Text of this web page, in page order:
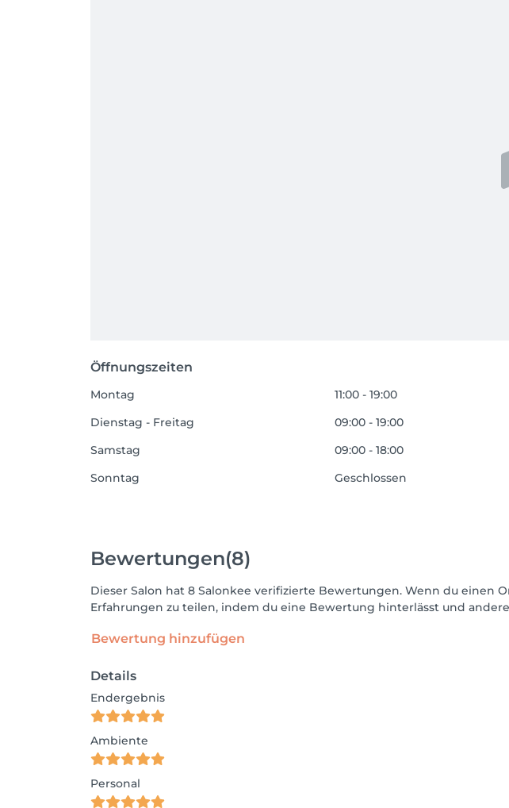
Öffnungszeiten
Montag
11:00 - 19:00
Dienstag - Freitag
09:00 - 19:00
Samstag
09:00 - 18:00
Sonntag
Geschlossen
Bewertungen(8)
Dieser Salon hat 8 Salonkee verifizierte Bewertungen. Wenn du
Erfahrungen zu teilen, indem du eine Bewertung hinterlässt und
Bewertung hinzufügen
Details
Endergebnis
Ambiente
Personal